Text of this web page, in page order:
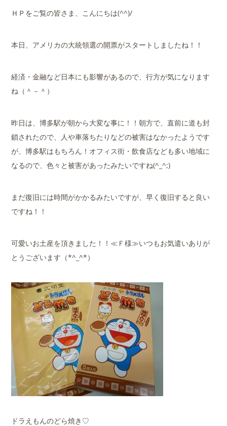
会社概要
ＨＰをご覧の皆さま、こんにちは(^^)/
本日、アメリカの大統領選の開票がスタートしましたね！！
経済・金融など日本にも影響があるので、行方が気になります
ね（＾－＾）
昨日は、博多駅が朝から大変な事に！！朝方で、直前に道も封
鎖されたので、人や車落ちたりなどの被害はなかったようです
が、博多駅はもちろん！オフィス街・飲食店なども多い地域に
なるので、色々と被害があったみたいですね(^_^;)
まだ復旧には時間がかかるみたいですが、早く復旧すると良い
ですね！！
可愛いお土産を頂きました！！≪Ｆ様≫いつもお気遣いありが
とうございます（*^_^*）
ドラえもんのどら焼き♡